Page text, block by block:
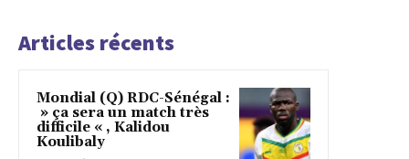
Articles récents
Mondial (Q) RDC-Sénégal :
» ça sera un match très
difficile « , Kalidou
Koulibaly